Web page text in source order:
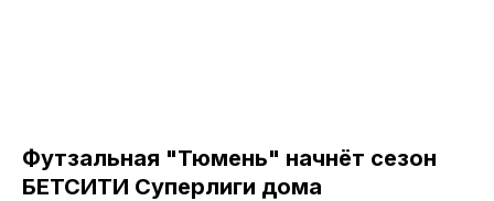
Футзальная "Тюмень" начнёт сезон
БЕТСИТИ Суперлиги дома